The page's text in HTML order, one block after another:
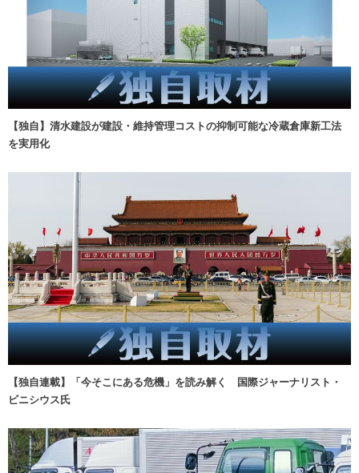
【独自】清水建設が建設・維持管理コストの抑制可能な冷蔵倉庫新工法
を実用化
【独自連載】「今そこにある危機」を読み解く 国際ジャーナリスト・
ビニシウス氏